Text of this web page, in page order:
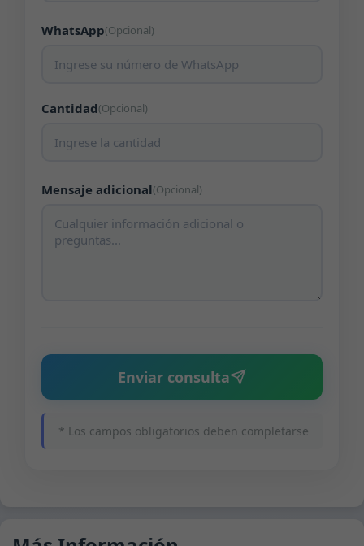
WhatsApp(Opcional)
Cantidad(Opcional)
Mensaje adicional(Opcional)
Enviar consulta
* Los campos obligatorios deben completarse